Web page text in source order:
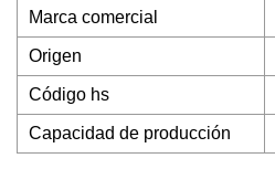
Marca comercial
Origen
Código hs
Capacidad de producción